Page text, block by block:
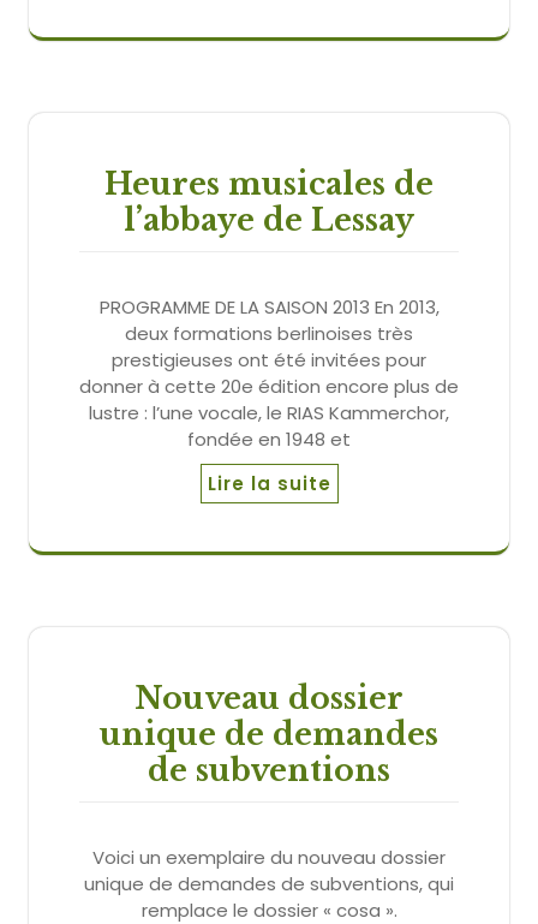
Heures musicales de
l’abbaye de Lessay
PROGRAMME DE LA SAISON 2013 En 2013,
deux formations berlinoises très
prestigieuses ont été invitées pour
donner à cette 20e édition encore plus de
lustre : l’une vocale, le RIAS Kammerchor,
fondée en 1948 et
Lire la suite
Nouveau dossier
unique de demandes
de subventions
Voici un exemplaire du nouveau dossier
unique de demandes de subventions, qui
remplace le dossier « cosa ».